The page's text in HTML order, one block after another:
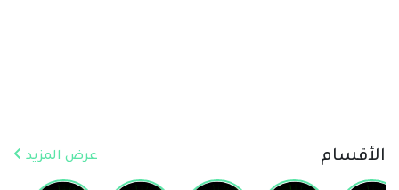
الأقسام عرض المزيد